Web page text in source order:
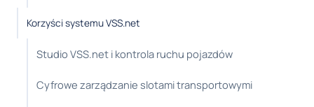
Korzyści systemu VSS.net
Studio VSS.net i kontrola ruchu pojazdów
Cyfrowe zarządzanie slotami transportowymi